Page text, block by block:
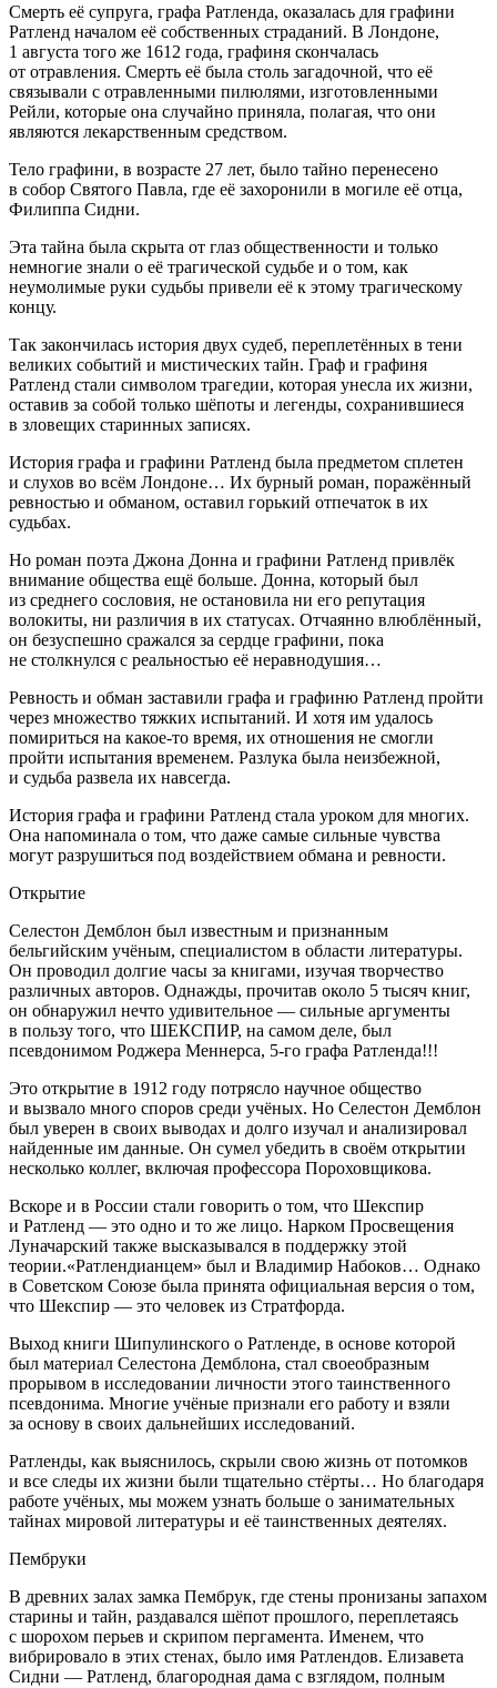
Смерть её супруга, графа Ратленда, оказалась для графини
Ратленд началом её собственных страданий. В Лондоне,
1 августа того же 1612 года, графиня скончалась
от отравления. Смерть её была столь загадочной, что её
связывали с отравленными пилюлями, изготовленными
Рейли, которые она случайно приняла, полагая, что они
являются лекарственным средством.
Тело графини, в возрасте 27 лет, было тайно перенесено
в собор Святого Павла, где её захоронили в могиле её отца,
Филиппа Сидни.
Эта тайна была скрыта от глаз общественности и только
немногие знали о её трагической судьбе и о том, как
неумолимые руки судьбы привели её к этому трагическому
концу.
Так закончилась история двух судеб, переплетённых в тени
великих событий и мистических тайн. Граф и графиня
Ратленд стали символом трагедии, которая унесла их жизни,
оставив за собой только шёпоты и легенды, сохранившиеся
в зловещих старинных записях.
История графа и графини Ратленд была предметом сплетен
и слухов во всём Лондоне… Их бурный роман, поражённый
ревностью и обманом, оставил горький отпечаток в их
судьбах.
Но роман поэта Джона Донна и графини Ратленд привлёк
внимание общества ещё больше. Донна, который был
из среднего сословия, не остановила ни его репутация
волокиты, ни различия в их статусах. Отчаянно влюблённый,
он безуспешно сражался за сердце графини, пока
не столкнулся с реальностью её неравнодушия…
Ревность и обман заставили графа и графиню Ратленд пройти
через множество тяжких испытаний. И хотя им удалось
помириться на какое-то время, их отношения не смогли
пройти испытания временем. Разлука была неизбежной,
и судьба развела их навсегда.
История графа и графини Ратленд стала уроком для многих.
Она напоминала о том, что даже самые сильные чувства
могут разрушиться под воздействием обмана и ревности.
Открытие
Селестон Демблон был известным и признанным
бельгийским учёным, специалистом в области литературы.
Он проводил долгие часы за книгами, изучая творчество
различных авторов. Однажды, прочитав около 5 тысяч книг,
он обнаружил нечто удивительное — сильные аргументы
в пользу того, что ШЕКСПИР, на самом деле, был
псевдонимом Роджера Меннерса, 5-го графа Ратленда!!!
Это открытие в 1912 году потрясло научное общество
и вызвало много споров среди учёных. Но Селестон Демблон
был уверен в своих выводах и долго изучал и анализировал
найденные им данные. Он сумел убедить в своём открытии
несколько коллег, включая профессора Пороховщикова.
Вскоре и в России стали говорить о том, что Шекспир
и Ратленд — это одно и то же лицо. Нарком Просвещения
Луначарский также высказывался в поддержку этой
теории.«Ратлендианцем» был и Владимир Набоков… Однако
в Советском Союзе была принята официальная версия о том,
что Шекспир — это человек из Стратфорда.
Выход книги Шипулинского о Ратленде, в основе которой
был материал Селестона Демблона, стал своеобразным
прорывом в исследовании личности этого таинственного
псевдонима. Многие учёные признали его работу и взяли
за основу в своих дальнейших исследований.
Ратленды, как выяснилось, скрыли свою жизнь от потомков
и все следы их жизни были тщательно стёрты… Но благодаря
работе учёных, мы можем узнать больше о занимательных
тайнах мировой литературы и её таинственных деятелях.
Пембруки
В древних залах замка Пембрук, где стены пронизаны запахом
старины и тайн, раздавался шёпот прошлого, переплетаясь
с шорохом перьев и скрипом пергамента. Именем, что
вибрировало в этих стенах, было имя Ратлендов. Елизавета
Сидни — Ратленд, благородная дама с взглядом, полным